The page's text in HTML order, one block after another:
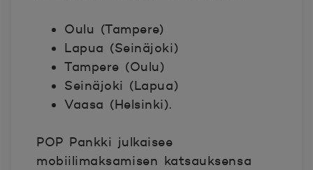
Oulu (Tampere)
Lapua (Seinäjoki)
Tampere (Oulu)
Seinäjoki (Lapua)
Vaasa (Helsinki).
POP Pankki julkaisee
mobiilimaksamisen katsauksensa